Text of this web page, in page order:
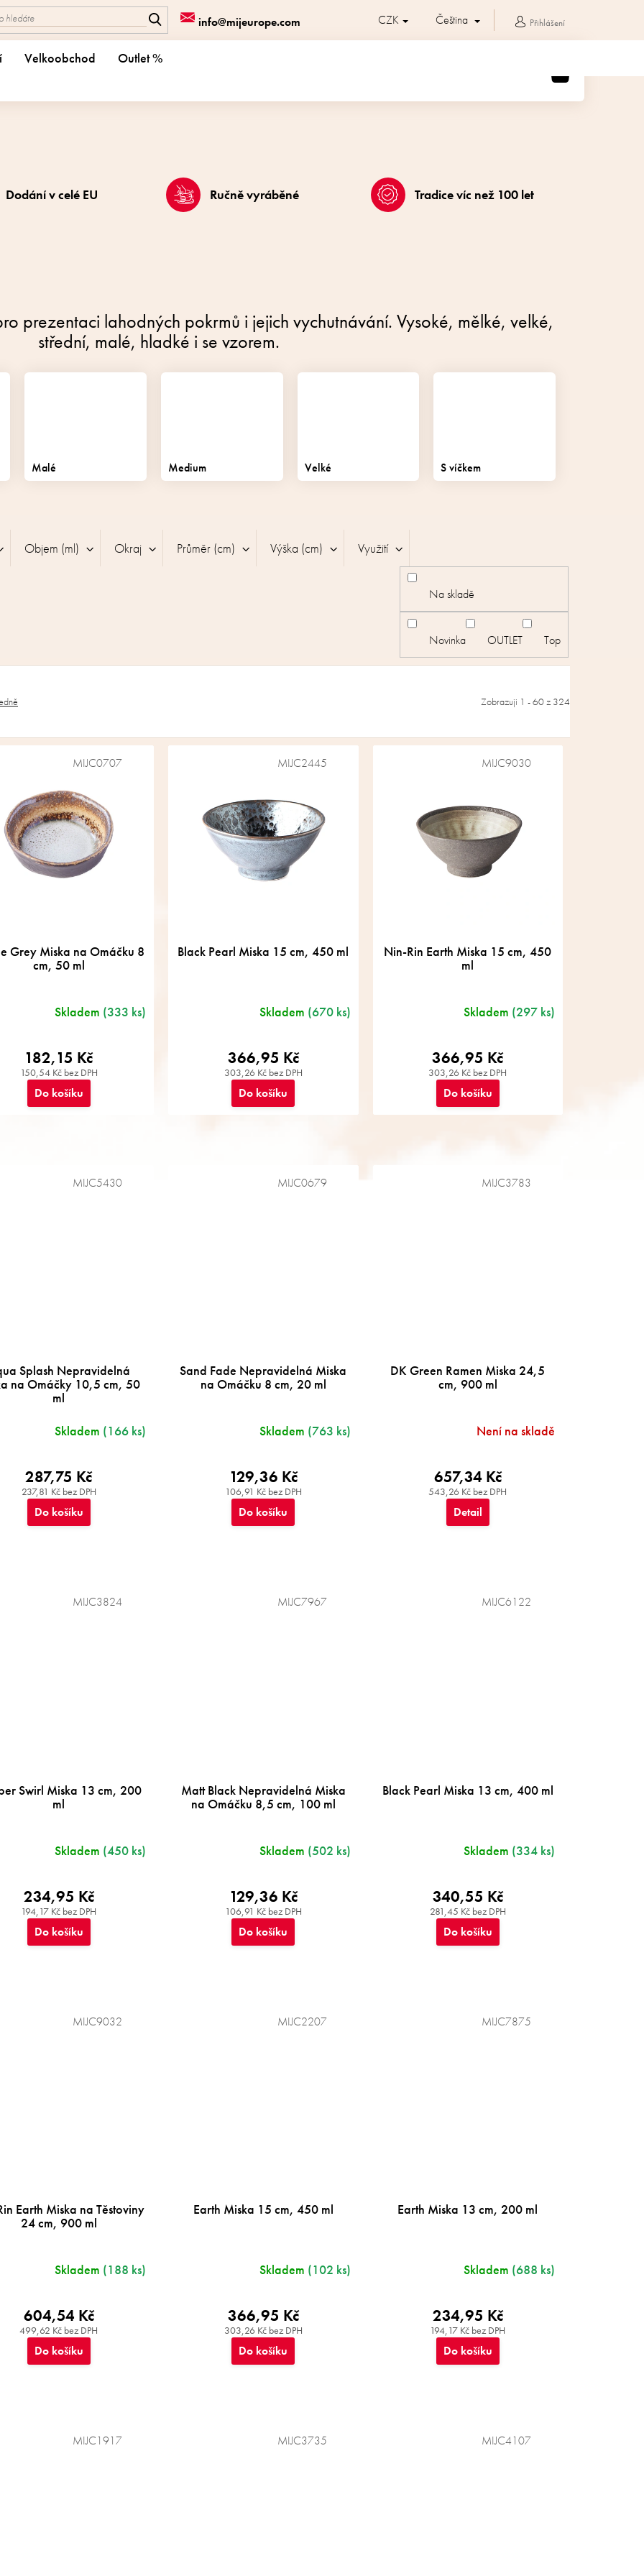
info@mijeurope.com CZK Čeština Přihlášení
NÁKUPNÍ
KOŠÍK
Velkoobchod Outlet %
prezentaci lahodných pokrmů i jejich vychutnávání. Vysoké, mělké, velké,
střední, malé, hladké i se vzorem.
Malé Medium Velké S víčkem
Zobrazuji 1 -60 z 324
Na skladě
Novinka OUTLET Top
Objem (ml) Okraj Průměr (cm) Výška (cm) Využití
Grey Miska na Omáčku 8
cm, 50 ml
Skladem (333 ks)
150,54 Kč bez DPH
182,15 Kč
Do košíku
MIJC0707
Black Pearl Miska 15 cm, 450 ml
Skladem (670 ks)
303,26 Kč bez DPH
366,95 Kč
Do košíku
MIJC2445
Nin-Rin Earth Miska 15 cm, 450
ml
Skladem (297 ks)
303,26 Kč bez DPH
366,95 Kč
Do košíku
MIJC9030
Splash Nepravidelná
na Omáčky 10,5 cm, 50
ml
Skladem (166 ks)
237,81 Kč bez DPH
287,75 Kč
Do košíku
MIJC5430
Sand Fade Nepravidelná Miska
na Omáčku 8 cm, 20 ml
Skladem (763 ks)
106,91 Kč bez DPH
129,36 Kč
Do košíku
MIJC0679
DK Green Ramen Miska 24,5
cm, 900 ml
Není na skladě
543,26 Kč bez DPH
657,34 Kč
Detail
MIJC3783
Swirl Miska 13 cm, 200
ml
Skladem (450 ks)
194,17 Kč bez DPH
234,95 Kč
Do košíku
MIJC3824
Matt Black Nepravidelná Miska
na Omáčku 8,5 cm, 100 ml
Skladem (502 ks)
106,91 Kč bez DPH
129,36 Kč
Do košíku
MIJC7967
Black Pearl Miska 13 cm, 400 ml
Skladem (334 ks)
281,45 Kč bez DPH
340,55 Kč
Do košíku
MIJC6122
Earth Miska na Těstoviny
24 cm, 900 ml
Skladem (188 ks)
499,62 Kč bez DPH
604,54 Kč
Do košíku
MIJC9032
Earth Miska 15 cm, 450 ml
Skladem (102 ks)
303,26 Kč bez DPH
366,95 Kč
Do košíku
MIJC2207
Earth Miska 13 cm, 200 ml
Skladem (688 ks)
194,17 Kč bez DPH
234,95 Kč
Do košíku
MIJC7875
MIJC1917 MIJC3735 MIJC4107
Dodání v celé EU Ručně vyráběné Tradice víc než 100 let